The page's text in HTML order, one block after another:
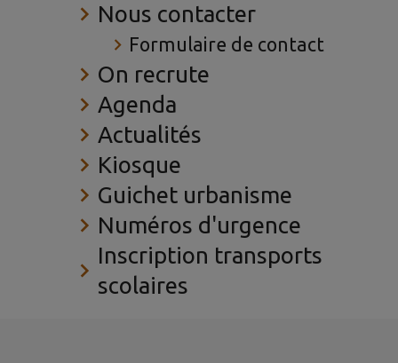
Nous contacter
Formulaire de contact
On recrute
Agenda
Actualités
Kiosque
Guichet urbanisme
Numéros d'urgence
Inscription transports
scolaires